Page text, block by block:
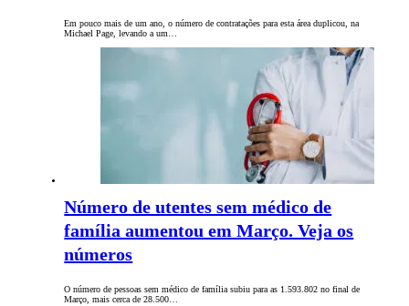
Em pouco mais de um ano, o número de contratações para esta área duplicou, na
Michael Page, levando a um…
Número de utentes sem médico de
família aumentou em Março. Veja os
números
O número de pessoas sem médico de família subiu para as 1.593.802 no final de
Março, mais cerca de 28.500…